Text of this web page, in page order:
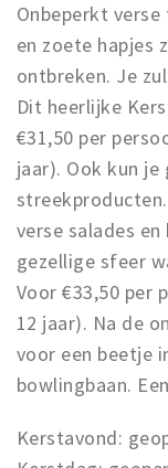
Onbeperkt
en zoete hapjes
ontbreken. Je
Dit heerlijke
€31,50 per
jaar). Ook kun
verse salades
gezellige sfeer
Voor €33,50 per
12 jaar). Na de
voor een beetje
bowlingbaan.
Kerstavond: